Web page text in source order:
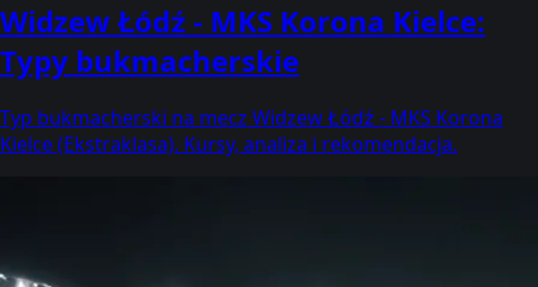
Widzew Łódź - MKS Korona Kielce:
Typy bukmacherskie
Typ bukmacherski na mecz Widzew Łódź - MKS Korona
Kielce (Ekstraklasa). Kursy, analiza i rekomendacja.